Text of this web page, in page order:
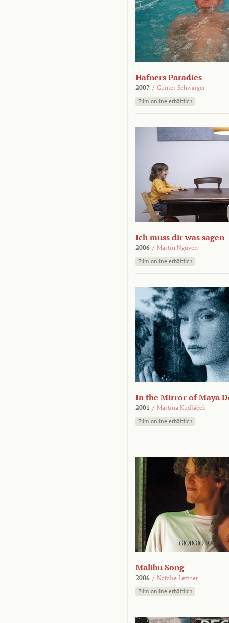
Hafners Paradies
2007 / Günter Schwaiger
Film online erhältlich
Ich muss dir was sagen
2006 / Martin Nguyen
Film online erhältlich
In the Mirror of Maya
2001 / Martina Kudláček
Film online erhältlich
Malibu Song
2006 / Natalie Lettner
Film online erhältlich